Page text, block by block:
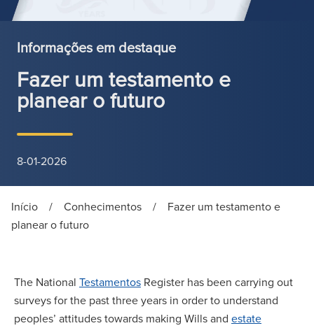
Informações em destaque
Fazer um testamento e
planear o futuro
8-01-2026
Início / Conhecimentos /
Fazer um testamento e
planear o futuro
The National Testamentos Register has been carrying out
surveys for the past three years in order to understand
peoples’ attitudes towards making Wills and estate